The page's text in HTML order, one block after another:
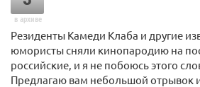
в архиве
Резиденты Камеди Клаба и другие
юмористы сняли кинопародию на
российские, и я не побоюсь этого
Предлагаю вам небольшой отрывок